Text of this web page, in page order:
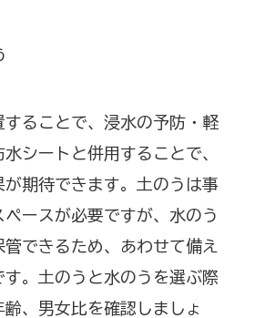
ることで、浸水の予防・軽
シートと併用することで、
が期待できます。土のうは事
ースが必要ですが、水のう
できるため、あわせて備え
す。土のうと水のうを選ぶ際
、男女比を確認しましょ